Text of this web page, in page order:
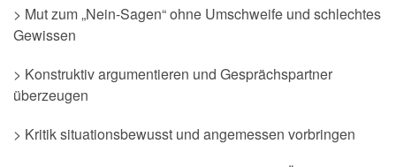
> Mut zum „Nein-Sagen“ ohne Umschweife und schlechtes
Gewissen
> Konstruktiv argumentieren und Gesprächspartner
überzeugen
> Kritik situationsbewusst und angemessen vorbringen